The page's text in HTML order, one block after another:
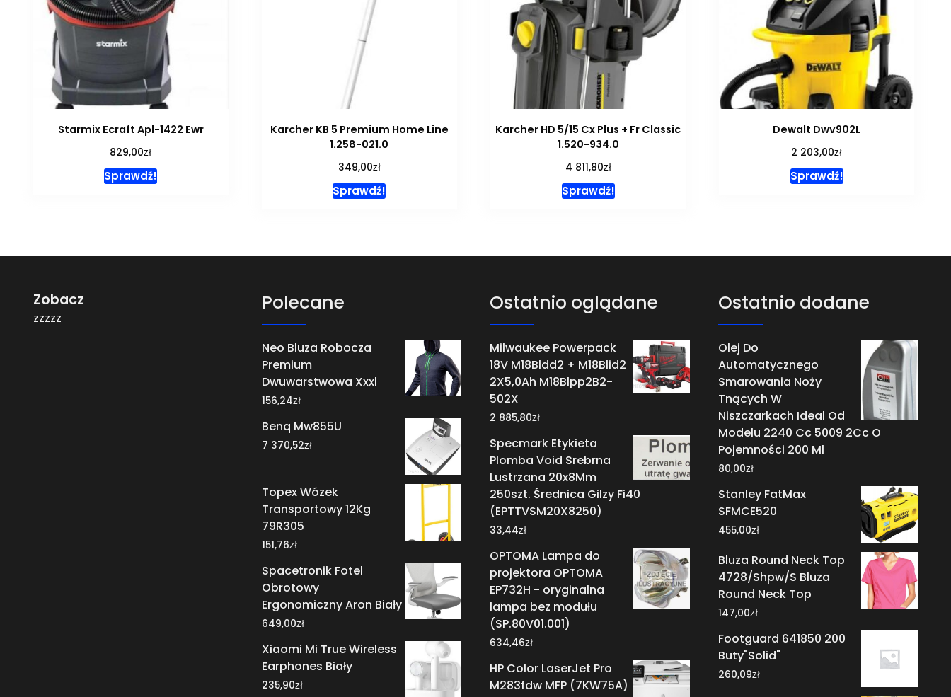
Starmix Ecraft Apl-1422 Ewr
829,00zł
Sprawdź!
Karcher KB 5 Premium Home Line
1.258-021.0
349,00zł
Sprawdź!
Karcher HD 5/15 Cx Plus + Fr Classic
1.520-934.0
4 811,80zł
Sprawdź!
Dewalt Dwv902L
2 203,00zł
Sprawdź!
Zobacz
zzzzz
Polecane
Neo Bluza Robocza
Premium
Dwuwarstwowa Xxxl
156,24zł
Benq Mw855U
7 370,52zł
Topex Wózek
Transportowy 12Kg
79R305
151,76zł
Spacetronik Fotel
Obrotowy
Ergonomiczny Aron Biały
649,00zł
Xiaomi Mi True Wireless
Earphones Biały
235,90zł
Ostatnio oglądane
Milwaukee Powerpack
18V M18Bldd2 + M18Blid2
2X5,0Ah M18Blpp2B2-
502X
2 885,80zł
Specmark Etykieta
Plomba Void Srebrna
Lustrzana 20x8Mm
250szt. Średnica Gilzy Fi40
(EPTTVSM20X8250)
33,44zł
OPTOMA Lampa do
projektora OPTOMA
EP732H - oryginalna
lampa bez modułu
(SP.80V01.001)
634,46zł
HP Color LaserJet Pro
M283fdw MFP (7KW75A)
Ostatnio dodane
Olej Do
Automatycznego
Smarowania Noży
Tnących W
Niszczarkach Ideal Od
Modelu 2240 Cc 5009 2Cc O
Pojemności 200 Ml
80,00zł
Stanley FatMax
SFMCE520
455,00zł
Bluza Round Neck Top
4728/Shpw/S Bluza
Round Neck Top
147,00zł
Footguard 641850 200
Buty"Solid"
260,09zł